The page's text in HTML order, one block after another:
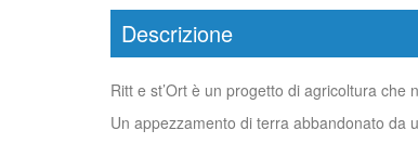
Descrizione
Ritt e st’Ort è un progetto di agricoltura
Un appezzamento di terra abbandonato da